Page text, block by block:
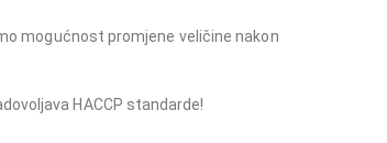
mogućnost promjene veličine nakon
HACCP standarde!